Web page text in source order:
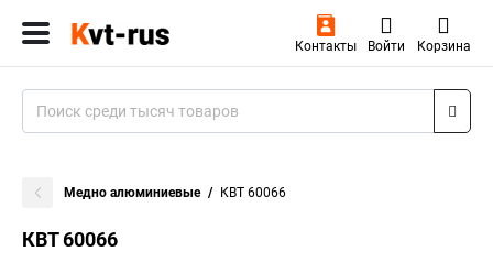
Контакты Войти Корзина
Медно алюминиевые КВТ 60066
КВТ 60066